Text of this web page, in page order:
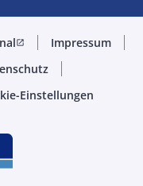
open_in_new
Impressum
Einstellungen